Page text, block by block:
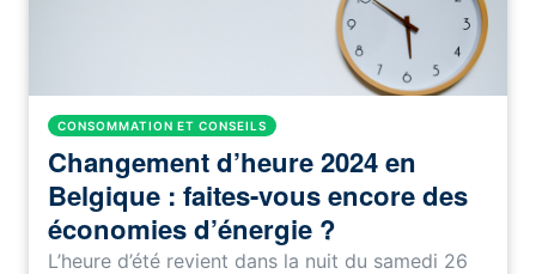
CONSOMMATION ET CONSEILS
Changement d’heure 2024 en
Belgique : faites-vous encore des
économies d’énergie ?
L’heure d’été revient dans la nuit du samedi 26